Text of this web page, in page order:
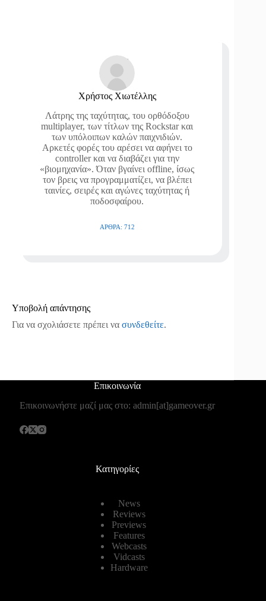
Χρήστος Χιωτέλλης
Λάτρης της ταχύτητας, του ορθόδοξου
multiplayer, των τίτλων της Rockstar και
των υπόλοιπων καλών παιχνιδιών.
Αρκετές φορές του αρέσει να αφήνει το
controller και να διαβάζει για την
«βιομηχανία». Όταν βγαίνει offline, ίσως
τον βρεις να προγραμματίζει, να βλέπει
ταινίες, σειρές και αγώνες ταχύτητας ή
ποδοσφαίρου.
ΆΡΘΡΑ: 712
Υποβολή απάντησης
Για να σχολιάσετε πρέπει να συνδεθείτε.
Επικοινωνία
Επικοινωνήστε μαζί μας στο: admin[at]gameover.gr
Κατηγορίες
News
Reviews
Previews
Features
Webcasts
Vidcasts
Hardware